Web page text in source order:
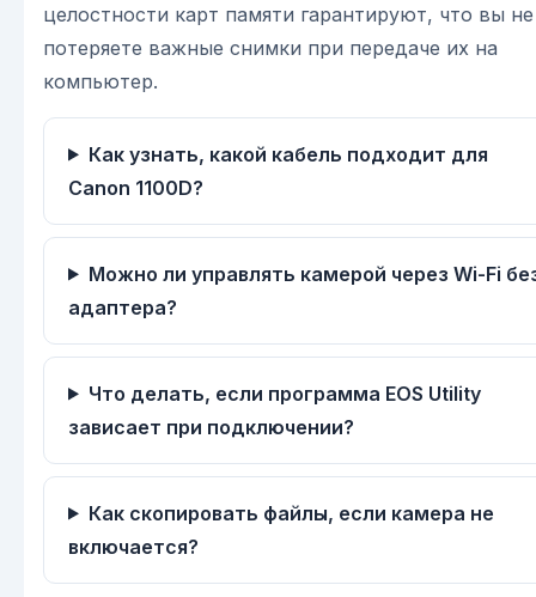
целостности карт памяти гарантируют, что вы не
потеряете важные снимки при передаче их на
компьютер.
Как узнать, какой кабель подходит для
Canon 1100D?
Можно ли управлять камерой через Wi-Fi
адаптера?
Что делать, если программа EOS Utility
зависает при подключении?
Как скопировать файлы, если камера не
включается?